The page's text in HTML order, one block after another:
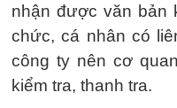
nhận được văn bản
chức, cá nhân có
công ty nên cơ
kiểm tra, thanh tra.